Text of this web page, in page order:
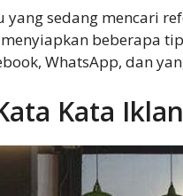
yang sedang mencari
beberapa
WhatsApp, dan
Kata